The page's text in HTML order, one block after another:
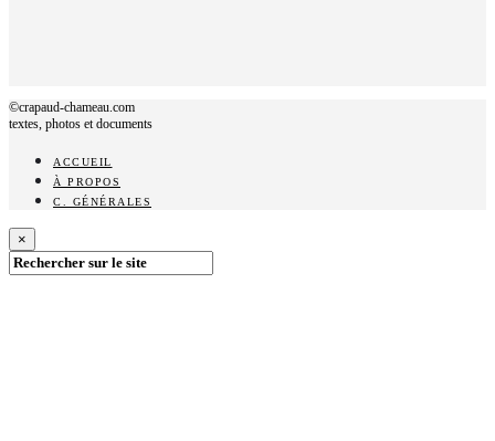
©crapaud-chameau.com
textes, photos et documents
ACCUEIL
À PROPOS
C. GÉNÉRALES
×